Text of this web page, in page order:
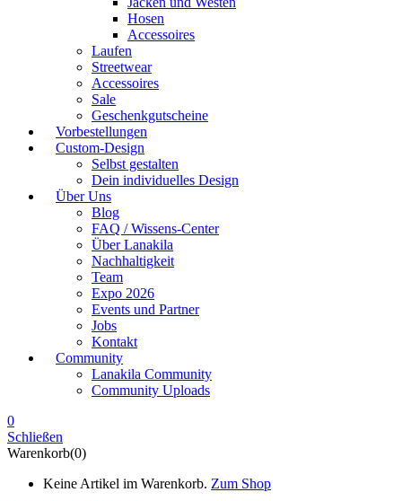
Hosen
Accessoires
Laufen
Streetwear
Accessoires
Sale
Geschenkgutscheine
Vorbestellungen
Custom-Design
Selbst gestalten
Dein individuelles Design
Über Uns
Blog
FAQ / Wissens-Center
Über Lanakila
Nachhaltigkeit
Team
Expo 2026
Events und Partner
Jobs
Kontakt
Community
Lanakila Community
Community Uploads
0
Schließen
Warenkorb(0)
Keine Artikel im Warenkorb. Zum Shop